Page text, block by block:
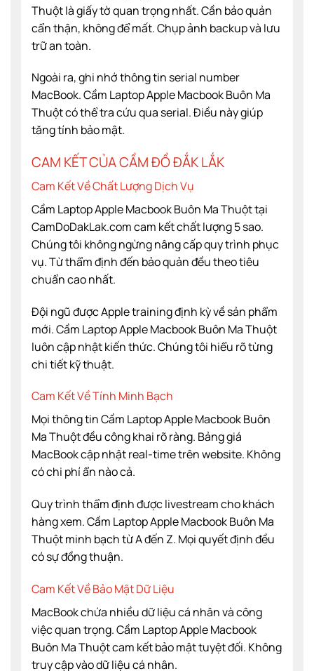
Thuột là giấy tờ quan trọng nhất. Cần bảo quản
cẩn thận, không để mất. Chụp ảnh backup và lưu
trữ an toàn.
Ngoài ra, ghi nhớ thông tin serial number
MacBook. Cầm Laptop Apple Macbook Buôn Ma
Thuột có thể tra cứu qua serial. Điều này giúp
tăng tính bảo mật.
CAM KẾT CỦACẦM ĐỒ ĐẮK LẮK
Cam Kết Về Chất Lượng Dịch Vụ
Cầm Laptop Apple Macbook Buôn Ma Thuột tại
CamDoDakLak.com cam kết chất lượng 5 sao.
Chúng tôi không ngừng nâng cấp quy trình phục
vụ. Từ thẩm định đến bảo quản đều theo tiêu
chuẩn cao nhất.
Đội ngũ được Apple training định kỳ về sản phẩm
mới. Cầm Laptop Apple Macbook Buôn Ma Thuột
luôn cập nhật kiến thức. Chúng tôi hiểu rõ từng
chi tiết kỹ thuật.
Cam Kết Về Tính Minh Bạch
Mọi thông tin Cầm Laptop Apple Macbook Buôn
Ma Thuột đều công khai rõ ràng. Bảng giá
MacBook cập nhật real-time trên website. Không
có chi phí ẩn nào cả.
Quy trình thẩm định được livestream cho khách
hàng xem. Cầm Laptop Apple Macbook Buôn Ma
Thuột minh bạch từ A đến Z. Mọi quyết định đều
có sự đồng thuận.
Cam Kết Về Bảo Mật Dữ Liệu
MacBook chứa nhiều dữ liệu cá nhân và công
việc quan trọng. Cầm Laptop Apple Macbook
Buôn Ma Thuột cam kết bảo mật tuyệt đối. Không
truy cập vào dữ liệu cá nhân.